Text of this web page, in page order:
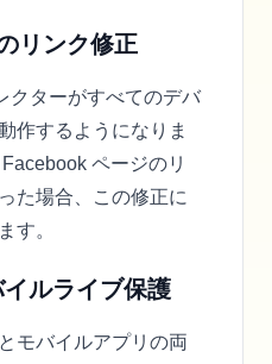
リンク修正
クターがすべてのデバ
作するようになりま
ページのリ
た場合、この修正に
す。
ルライブ保護
モバイルアプリの両